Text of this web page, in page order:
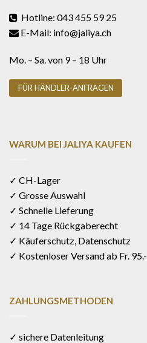
Hotline: 043 455 59 25
E-Mail: info@jaliya.ch
Mo. – Sa. von 9 – 18 Uhr
FÜR HÄNDLER-ANFRAGEN
WARUM BEI JALIYA KAUFEN
✓ CH-Lager
✓ Grosse Auswahl
✓ Schnelle Lieferung
✓ 14 Tage Rückgaberecht
✓ Käuferschutz, Datenschutz
✓ Kostenloser Versand ab Fr. 95.-
ZAHLUNGSMETHODEN
✓ sichere Datenleitung